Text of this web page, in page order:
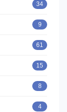
34
9
61
15
8
4